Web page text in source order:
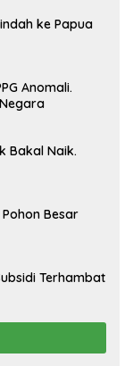
ke Papua
Anomali.
Bakal Naik.
Besar
Terhambat